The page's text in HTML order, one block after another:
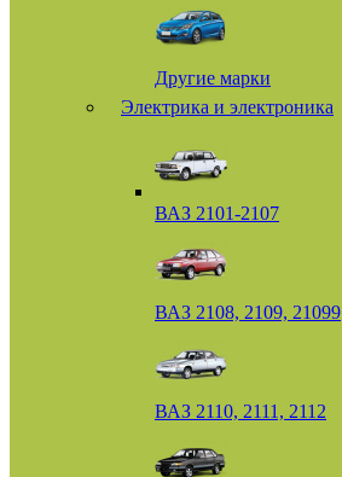
Другие марки
Электрика и электроника
ВАЗ 2101-2107
ВАЗ 2108, 2109, 21099
ВАЗ 2110, 2111, 2112